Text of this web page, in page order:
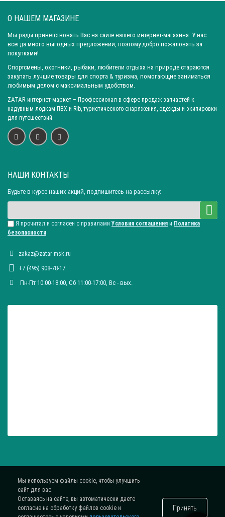
О НАШЕМ МАГАЗИНЕ
Мы рады приветствовать Вас на сайте нашего интернет-магазина. У нас
всегда много выгодных предложений, поэтому добро пожаловать за
покупками!
Спортсмены, охотники, рыбаки, любители отдыха на природе стараются
закупать лучшие товары для спорта & туризма, помогающие заниматься
любимым делом с максимальным удобством.
ZATAR интернет-маркет – Профессионал в сфере продаж запчастей к
надувным лодкам ПВХ и Rib, туристического снаряжения, одежды и экипировки
для путешествий.
НАШИ КОНТАКТЫ
Будьте в курсе наших акций, подпишитесь на рассылку:
Я прочитал и согласен с правилами Условия соглашения и Политика
безопасности
zakaz@zatar-msk.ru
+7 (495) 908-78-17
Пн-Пт 10:00-18:00, Сб 11:00-17:00, Вc - вых.
Мы используем файлы cookie, чтобы улучшить
сайт для вас.
Оставаясь на сайте, вы автоматически даете
согласие на обработку файлов cookie и
Принять